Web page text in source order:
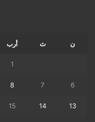
ن ث أرب
1
6
7
8
13
14
15